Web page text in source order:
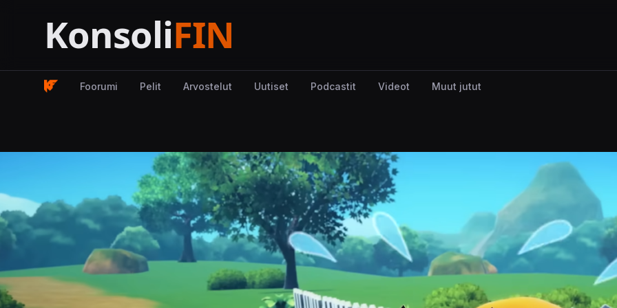
Foorumi Pelit Arvostelut Uutiset Podcastit Videot Muut jutut